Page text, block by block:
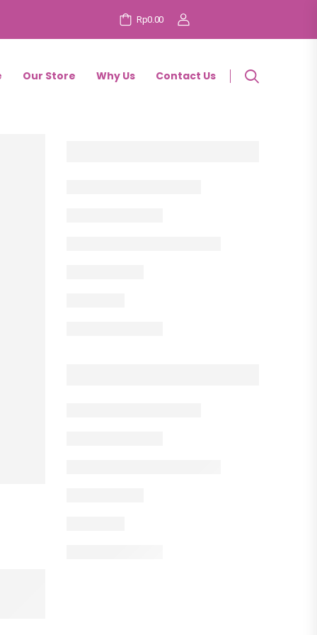
Rp0.00
Our Store Why Us Contact Us